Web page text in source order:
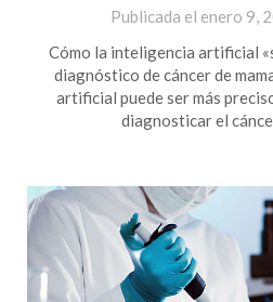
Publicada el enero 9,
Cómo la inteligencia artificial
diagnóstico de cáncer de
artificial puede ser más
diagnosticar el